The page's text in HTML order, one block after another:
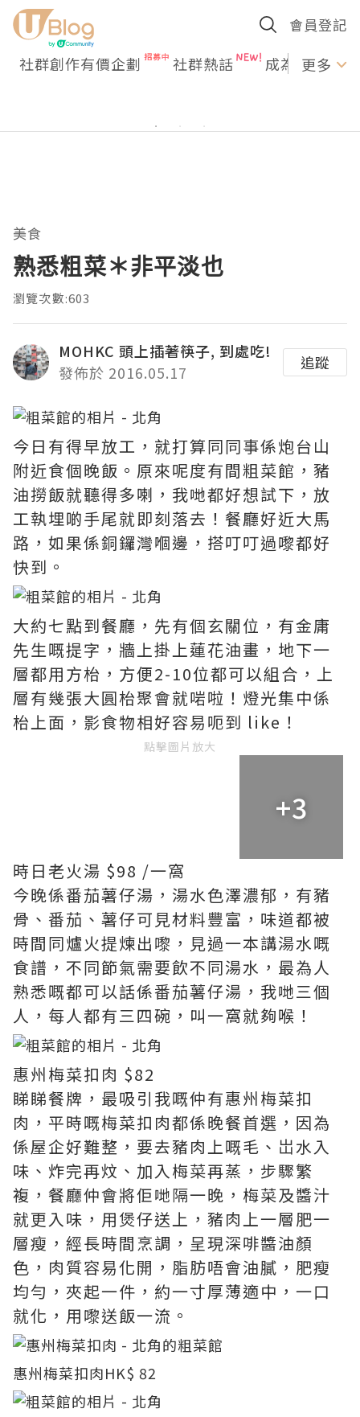
會員登記
社群創作有價企劃 社群熱話 成為U更多
美食
熟悉粗菜＊非平淡也
瀏覽次數:603
MOHKC 頭上插著筷子, 到處吃!
發佈於 2016.05.17
追蹤
今日有得早放工，就打算同同事係炮台山
附近食個晚飯。原來呢度有間粗菜館，豬
油撈飯就聽得多喇，我哋都好想試下，放
工執埋啲手尾就即刻落去！餐廳好近大馬
路，如果係銅鑼灣嗰邊，搭叮叮過嚟都好
快到。
大約七點到餐廳，先有個玄關位，有金庸
先生嘅提字，牆上掛上蓮花油畫，地下一
層都用方枱，方便2-10位都可以組合，上
層有幾張大圓枱聚會就啱啦！燈光集中係
枱上面，影食物相好容易呃到 like！
點擊圖片放大
+3
時日老火湯 $98 /一窩
今晚係番茄薯仔湯，湯水色澤濃郁，有豬
骨、番茄、薯仔可見材料豐富，味道都被
時間同爐火提煉出嚟，見過一本講湯水嘅
食譜，不同節氣需要飲不同湯水，最為人
熟悉嘅都可以話係番茄薯仔湯，我哋三個
人，每人都有三四碗，叫一窩就夠喉！
惠州梅菜扣肉 $82
睇睇餐牌，最吸引我嘅仲有惠州梅菜扣
肉，平時嘅梅菜扣肉都係晚餐首選，因為
係屋企好難整，要去豬肉上嘅毛、岀水入
味、炸完再炆、加入梅菜再蒸，步驟繁
複，餐廳仲會將佢哋隔一晚，梅菜及醬汁
就更入味，用煲仔送上，豬肉上一層肥一
層瘦，經長時間烹調，呈現深啡醬油顏
色，肉質容易化開，脂肪唔會油膩，肥瘦
均勻，夾起一件，約一寸厚薄適中，一口
就化，用嚟送飯一流。
惠州梅菜扣肉HK$ 82